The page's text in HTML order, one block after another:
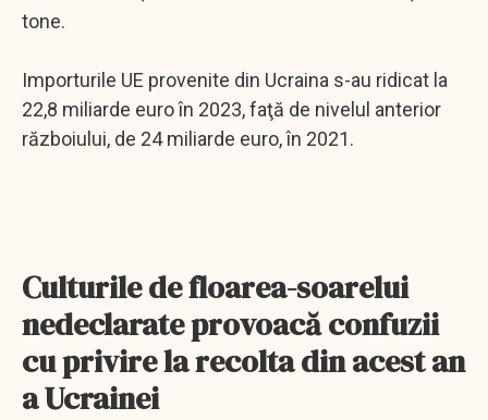
tone.
Importurile UE provenite din Ucraina s-au ridicat la
22,8 miliarde euro în 2023, faţă de nivelul anterior
războiului, de 24 miliarde euro, în 2021.
Culturile de floarea-soarelui
nedeclarate provoacă confuzii
cu privire la recolta din acest an
a Ucrainei